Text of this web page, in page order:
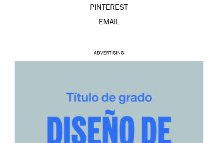
PINTEREST
EMAIL
ADVERTISING